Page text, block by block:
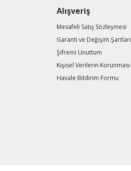
Alışveriş
Mesafeli Satış Sözleşmesi
Garanti ve Değişim Şartları
Şifremi Unuttum
Kişisel Verilerin Korunması
Havale Bildirim Formu